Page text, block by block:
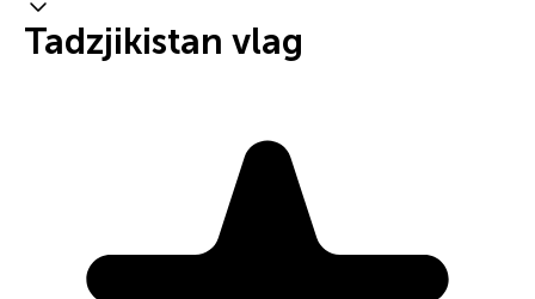
Tadzjikistan vlag